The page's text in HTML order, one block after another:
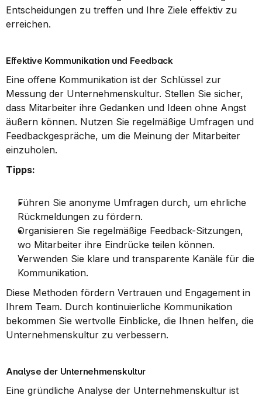
Entscheidungen zu treffen und Ihre Ziele effektiv zu
erreichen.
Effektive Kommunikation und Feedback
Eine offene Kommunikation ist der Schlüssel zur
Messung der Unternehmenskultur. Stellen Sie sicher,
dass Mitarbeiter ihre Gedanken und Ideen ohne Angst
äußern können. Nutzen Sie regelmäßige Umfragen und
Feedbackgespräche, um die Meinung der Mitarbeiter
einzuholen.
Tipps:
Führen Sie anonyme Umfragen durch, um ehrliche
Rückmeldungen zu fördern.
Organisieren Sie regelmäßige Feedback-Sitzungen,
wo Mitarbeiter ihre Eindrücke teilen können.
Verwenden Sie klare und transparente Kanäle für die
Kommunikation.
Diese Methoden fördern Vertrauen und Engagement in
Ihrem Team. Durch kontinuierliche Kommunikation
bekommen Sie wertvolle Einblicke, die Ihnen helfen, die
Unternehmenskultur zu verbessern.
Analyse der Unternehmenskultur
Eine gründliche Analyse der Unternehmenskultur ist